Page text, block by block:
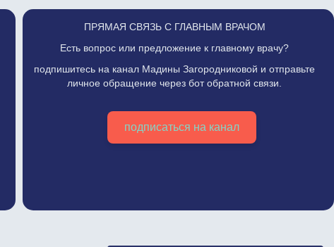
ПРЯМАЯ СВЯЗЬ С ГЛАВНЫМ ВРАЧОМ
Есть вопрос или предложение к главному врачу?
подпишитесь на канал Мадины Загородниковой и отправьте
личное обращение через бот обратной связи.
подписаться на канал